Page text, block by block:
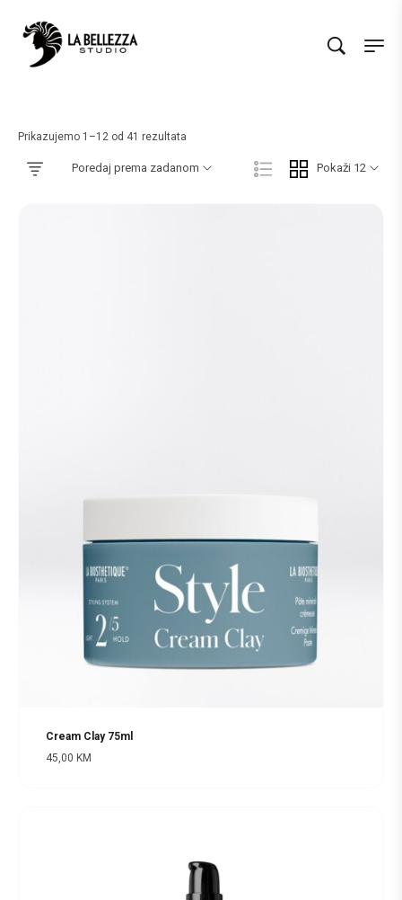
Prikazujemo 1–12 od 41 rezultata
Pokaži 12
Poredaj prema zadanom
Cream Clay 75ml
45,00 KM